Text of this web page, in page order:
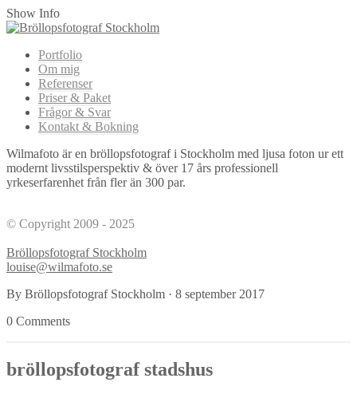
Show Info
Portfolio
Om mig
Referenser
Priser & Paket
Frågor & Svar
Kontakt & Bokning
Wilmafoto är en bröllopsfotograf i Stockholm med ljusa foton ur ett
modernt livsstilsperspektiv & över 17 års professionell
yrkeserfarenhet från fler än 300 par.
© Copyright 2009 - 2025
Bröllopsfotograf Stockholm
louise@wilmafoto.se
By Bröllopsfotograf Stockholm · 8 september 2017
0 Comments
bröllopsfotograf stadshus